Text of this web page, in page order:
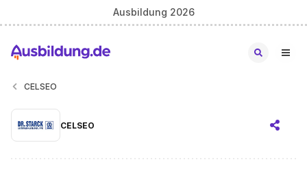
Ausbildung 2026
CELSEO
CELSEO